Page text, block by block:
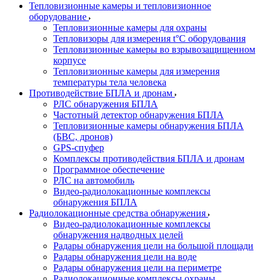
Тепловизионные камеры и тепловизионное
оборудование
Тепловизионные камеры для охраны
Тепловизоры для измерения t°С оборудования
Тепловизионные камеры во взрывозащищенном
корпусе
Тепловизионные камеры для измерения
температуры тела человека
Противодействие БПЛА и дронам
РЛС обнаружения БПЛА
Частотный детектор обнаружения БПЛА
Тепловизионные камеры обнаружения БПЛА
(БВС, дронов)
GPS-спуфер
Комплексы противодействия БПЛА и дронам
Программное обеспечение
РЛС на автомобиль
Видео-радиолокационные комплексы
обнаружения БПЛА
Радиолокационные средства обнаружения
Видео-радиолокационные комплексы
обнаружения надводных целей
Радары обнаружения цели на большой площади
Радары обнаружения цели на воде
Радары обнаружения цели на периметре